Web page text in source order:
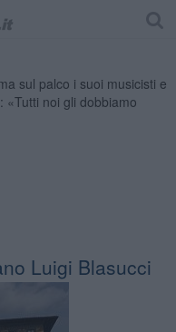
Luigi Blasucci